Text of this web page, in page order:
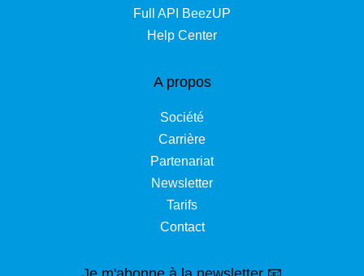
Full API BeezUP
Help Center
A propos
Société
Carrière
Partenariat
Newsletter
Tarifs
Contact